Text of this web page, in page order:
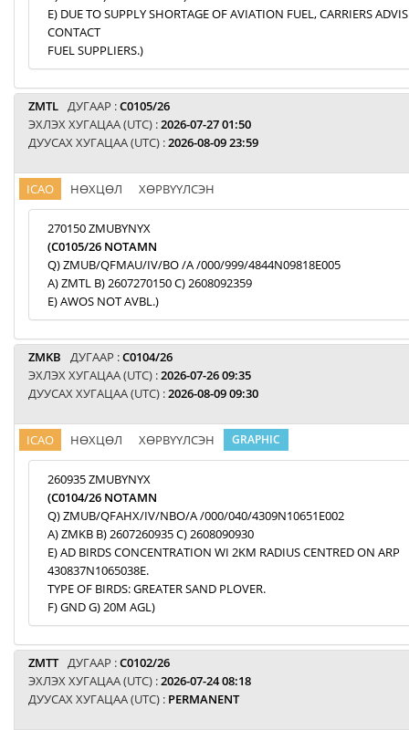
E) DUE TO SUPPLY SHORTAGE OF AVIATION FUEL, CARRIERS
CONTACT
FUEL SUPPLIERS.)
ZMTL ДУГААР :C0105/26
ЭХЛЭХ ХУГАЦАА (UTC) :2026-07-27 01:50
ДУУСАХ ХУГАЦАА (UTC) :2026-08-09 23:59
ICAO НӨХЦӨЛ ХӨРВҮҮЛСЭН
270150 ZMUBYNYX
(C0105/26 NOTAMN
Q) ZMUB/QFMAU/IV/BO /A /000/999/4844N09818E005
A) ZMTL B) 2607270150 C) 2608092359
E) AWOS NOT AVBL.)
ZMKB ДУГААР :C0104/26
ЭХЛЭХ ХУГАЦАА (UTC) :2026-07-26 09:35
ДУУСАХ ХУГАЦАА (UTC) :2026-08-09 09:30
ICAO НӨХЦӨЛ ХӨРВҮҮЛСЭН GRAPHIC
260935 ZMUBYNYX
(C0104/26 NOTAMN
Q) ZMUB/QFAHX/IV/NBO/A /000/040/4309N10651E002
A) ZMKB B) 2607260935 C) 2608090930
E) AD BIRDS CONCENTRATION WI 2KM RADIUS CENTRED ON ARP
430837N1065038E.
TYPE OF BIRDS: GREATER SAND PLOVER.
F) GND G) 20M AGL)
ZMTT ДУГААР :C0102/26
ЭХЛЭХ ХУГАЦАА (UTC) :2026-07-24 08:18
ДУУСАХ ХУГАЦАА (UTC) : PERMANENT